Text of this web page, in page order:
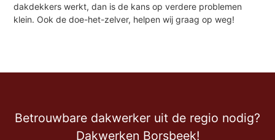
dakdekkers werkt, dan is de kans op verdere problemen
klein. Ook de doe-het-zelver, helpen wij graag op weg!
Betrouwbare dakwerker uit de regio nodig?
Dakwerken Borsbeek!